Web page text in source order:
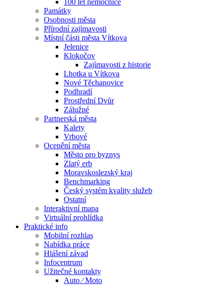
100 let nemocnice
Památky
Osobnosti města
Přírodní zajímavosti
Místní části města Vítkova
Jelenice
Klokočov
Zajímavosti z historie
Lhotka u Vítkova
Nové Těchanovice
Podhradí
Prostřední Dvůr
Zálužné
Partnerská města
Kalety
Vrbové
Ocenění města
Město pro byznys
Zlatý erb
Moravskoslezský kraj
Benchmarking
Český systém kvality služeb
Ostatní
Interaktivní mapa
Virtuální prohlídka
Praktické info
Mobilní rozhlas
Nabídka práce
Hlášení závad
Infocentrum
Užitečné kontakty
Auto ⁄ Moto